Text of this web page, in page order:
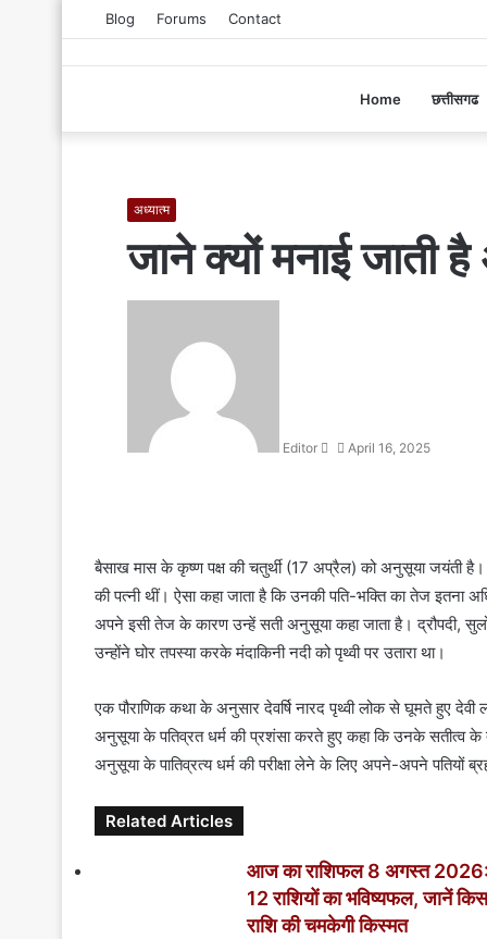
Blog Forums Contact
Home छत्तीसगढ
अध्यात्म
जाने क्यों मनाई जाती
Editor April 16, 2025
बैसाख मास के कृष्ण पक्ष की चतुर्थी (17 अप्रैल) को अनुसूया जयंती
की पत्नी थीं। ऐसा कहा जाता है कि उनकी पति-भक्ति का तेज
अपने इसी तेज के कारण उन्हें सती अनुसूया कहा जाता है। द्रौपदी,
उन्होंने घोर तपस्या करके मंदाकिनी नदी को पृथ्वी पर उतारा था।
एक पौराणिक कथा के अनुसार देवर्षि नारद पृथ्वी लोक से घूमते हुए देवी
अनुसूया के पतिव्रत धर्म की प्रशंसा करते हुए कहा कि उनके सतीत्व के
अनुसूया के पातिव्रत्य धर्म की परीक्षा लेने के लिए अपने-अपने पतियों
Related Articles
आज का राशिफल 8 अगस्त 2026:
12 राशियों का भविष्यफल, जानें
राशि की चमकेगी किस्मत